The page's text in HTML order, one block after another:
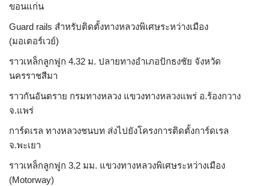
ขอนแก่น
Guard rails สำหรับติดตั้งทางหลวงพิเศษระหว่างเมือง
(มอเตอร์เวย์)
ราวเหล็กลูกฟูก 4.32 ม. ปลายทางอำเภอปักธงชัย จังหวัด
นครราชสีมา
ราวกันอันตราย กรมทางหลวง แขวงทางหลวงแพร่ อ.ร้องกวาง
จ.แพร่
การ์ดเรล ทางหลวงชนบท ส่งไปยังโครงการติดตั้งการ์ดเรล
จ.พะเยา
ราวเหล็กลูกฟูก 3.2 มม. แขวงทางหลวงพิเศษระหว่างเมือง
(Motorway)